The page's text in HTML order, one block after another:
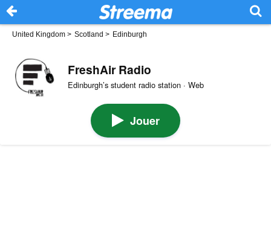
United Kingdom > Scotland > Edinburgh
FreshAir Radio
Edinburgh’s student radio station · Web
Jouer